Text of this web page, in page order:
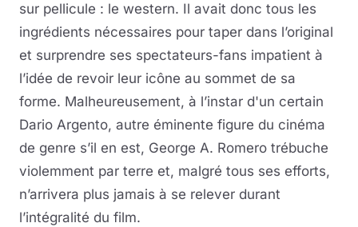
sur pellicule : le western. Il avait donc tous les
ingrédients nécessaires pour taper dans l’original
et surprendre ses spectateurs-fans impatient à
l’idée de revoir leur icône au sommet de sa
forme. Malheureusement, à l’instar d'un certain
Dario Argento, autre éminente figure du cinéma
de genre s’il en est, George A. Romero trébuche
violemment par terre et, malgré tous ses efforts,
n’arrivera plus jamais à se relever durant
l’intégralité du film.